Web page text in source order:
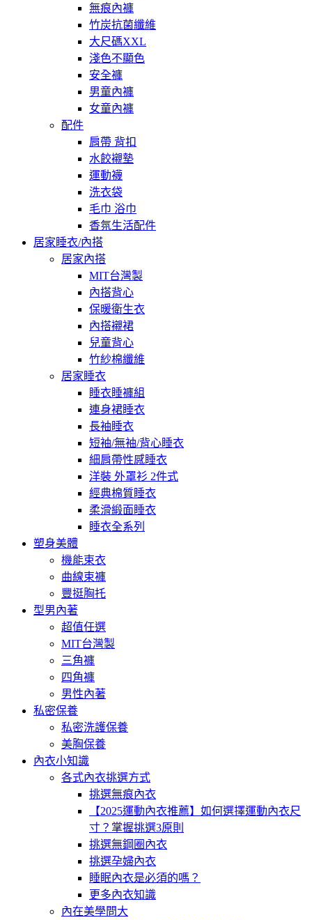
無痕內褲
竹炭抗菌纖維
大尺碼XXL
淺色不顯色
安全褲
男童內褲
女童內褲
配件
肩帶 背扣
水餃襯墊
運動襪
洗衣袋
毛巾 浴巾
香氛生活配件
居家睡衣/內搭
居家內搭
MIT台灣製
內搭背心
保暖衛生衣
內搭襯裙
兒童背心
竹紗棉纖維
居家睡衣
睡衣睡褲組
連身裙睡衣
長袖睡衣
短袖/無袖/背心睡衣
細肩帶性感睡衣
洋裝 外罩衫 2件式
經典棉質睡衣
柔滑緞面睡衣
睡衣全系列
塑身美體
機能束衣
曲線束褲
豐挺胸托
型男內著
超值任選
MIT台灣製
三角褲
四角褲
男性內著
私密保養
私密洗護保養
美胸保養
內衣小知識
各式內衣挑選方式
挑選無痕內衣
【2025運動內衣推薦】如何選擇運動內衣尺
寸？掌握挑選3原則
挑選無鋼圈內衣
挑選孕婦內衣
睡眠內衣是必須的嗎？
更多內衣知識
內在美學問大